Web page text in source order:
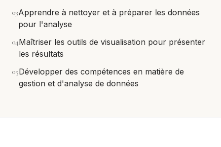
03Apprendre à nettoyer et à préparer les données
pour l'analyse
04Maîtriser les outils de visualisation pour présenter
les résultats
05Développer des compétences en matière de
gestion et d'analyse de données